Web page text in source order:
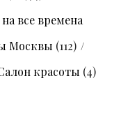
все времена
Москвы (112)
красоты (4)